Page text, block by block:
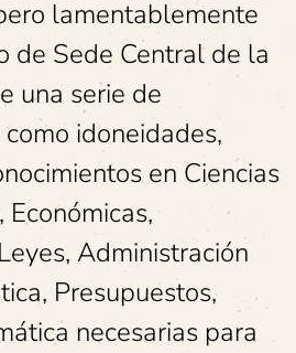
lamentablemente
de Sede Central de la
una serie de
idoneidades,
en Ciencias
Administración
Presupuestos,
necesarias para